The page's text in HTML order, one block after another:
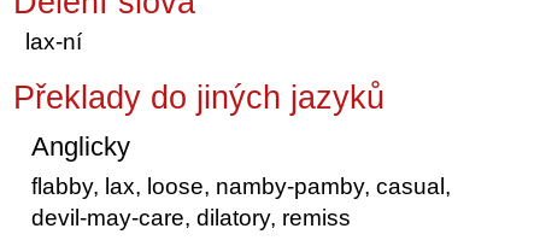
lax-ní
Překlady do jiných jazyků
Anglicky
flabby, lax, loose, namby-pamby, casual,
devil-may-care, dilatory, remiss